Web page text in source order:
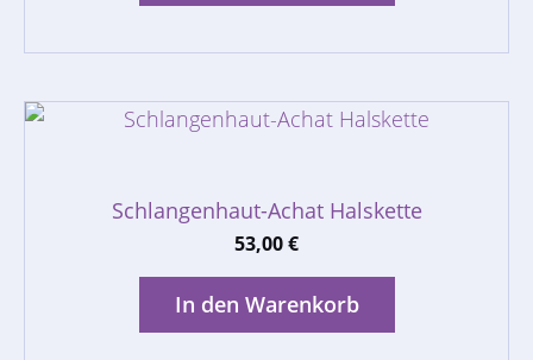
Schlangenhaut-Achat Halskette
53,00€
In den Warenkorb